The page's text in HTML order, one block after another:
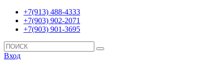
+7(913) 488-4333
+7(903) 902-2071
+7(903) 901-3695
Вход